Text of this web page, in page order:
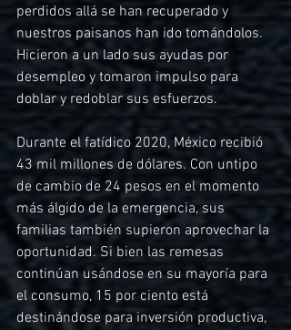
perdidos allá se han recuperado y
nuestros paisanos han ido tomándolos.
Hicieron a un lado sus ayudas por
desempleo y tomaron impulso para
doblar y redoblar sus esfuerzos.
Durante el fatídico 2020, México recibió
43 mil millones de dólares. Con untipo
de cambio de 24 pesos en el momento
más álgido de la emergencia, sus
familias también supieron aprovechar la
oportunidad. Si bien las remesas
continúan usándose en su mayoría para
el consumo, 15 por ciento está
destinándose para inversión productiva,